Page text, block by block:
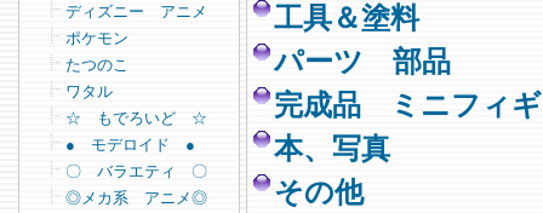
ディズニー アニメ
ポケモン
たつのこ
ワタル
☆ もでろいど ☆
● モデロイド ●
〇 バラエティ 〇
◎メカ系 アニメ◎
工具＆塗料
パーツ 部品
完成品 ミニフィ
本、写真
その他